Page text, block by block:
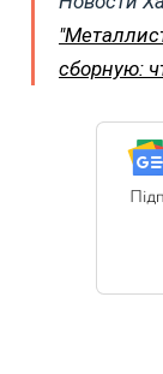
сборную: